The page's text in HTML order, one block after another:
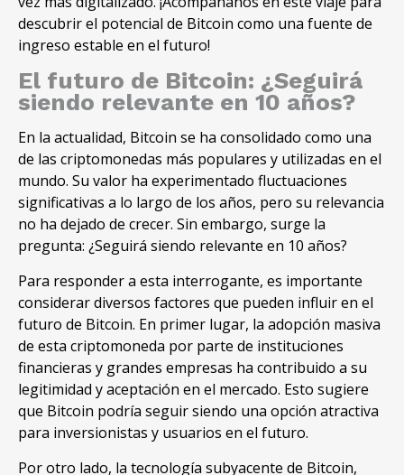
descubrir el potencial de Bitcoin como una fuente de
ingreso estable en el futuro!
El futuro de Bitcoin: ¿Seguirá
siendo relevante en 10 años?
En la actualidad, Bitcoin se ha consolidado como una
de las criptomonedas más populares y utilizadas en el
mundo. Su valor ha experimentado fluctuaciones
significativas a lo largo de los años, pero su relevancia
no ha dejado de crecer. Sin embargo, surge la
pregunta: ¿Seguirá siendo relevante en 10 años?
Para responder a esta interrogante, es importante
considerar diversos factores que pueden influir en el
futuro de Bitcoin. En primer lugar, la adopción masiva
de esta criptomoneda por parte de instituciones
financieras y grandes empresas ha contribuido a su
legitimidad y aceptación en el mercado. Esto sugiere
que Bitcoin podría seguir siendo una opción atractiva
para inversionistas y usuarios en el futuro.
Por otro lado, la tecnología subyacente de Bitcoin,